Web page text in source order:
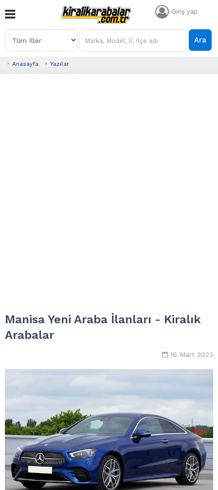
Giriş yap
Ara
Anasayfa Yazılar
Manisa Yeni Araba İlanları - Kiralık
Arabalar
16 Mart 2023